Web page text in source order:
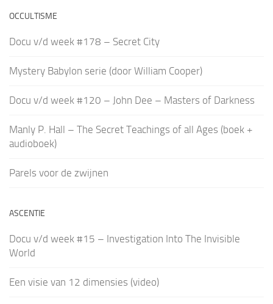
OCCULTISME
Docu v/d week #178 – Secret City
Mystery Babylon serie (door William Cooper)
Docu v/d week #120 – John Dee – Masters of Darkness
Manly P. Hall – The Secret Teachings of all Ages (boek +
audioboek)
Parels voor de zwijnen
ASCENTIE
Docu v/d week #15 – Investigation Into The Invisible
World
Een visie van 12 dimensies (video)